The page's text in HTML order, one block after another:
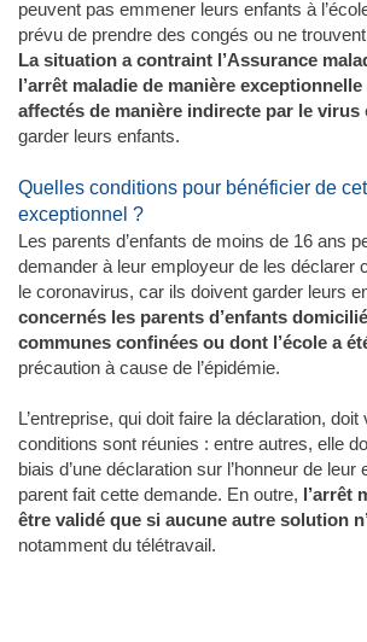
peuvent pas emmener leurs enfants à
prévu de prendre des congés ou ne
La situation a contraint l’Assurance
l’arrêt maladie de manière
affectés de manière indirecte par le virus
garder leurs enfants.
Quelles conditions pour bénéficier de
exceptionnel ?
Les parents d’enfants de moins de 16 ans
demander à leur employeur de les déclarer
le coronavirus, car ils doivent garder leurs
concernés les parents d’enfants
communes confinées ou dont l’école a
précaution à cause de l’épidémie.
L’entreprise, qui doit faire la déclaration, doit
conditions sont réunies : entre autres, elle
biais d’une déclaration sur l’honneur de leur
parent fait cette demande. En outre, l’arrêt
être validé que si aucune autre solution
notamment du télétravail.